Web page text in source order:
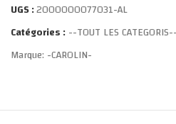
UGS :2000000077031-AL
Catégories :--TOUT LES CATEGORIS--
Marque: -CAROLIN-